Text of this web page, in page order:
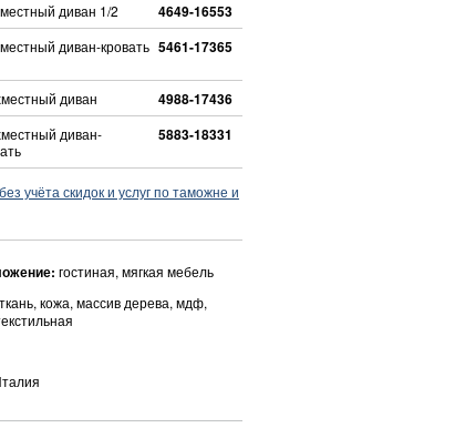
диван 1/2 4649-16553
диван-кровать 5461-17365
диван 4988-17436
диван-
5883-18331
учёта скидок и услуг по таможне и
гостиная, мягкая мебель
ткань, кожа, массив дерева, мдф,